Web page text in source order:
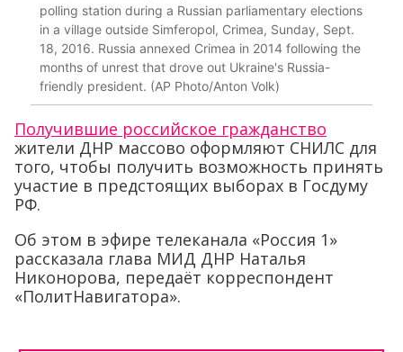
polling station during a Russian parliamentary elections
in a village outside Simferopol, Crimea, Sunday, Sept.
18, 2016. Russia annexed Crimea in 2014 following the
months of unrest that drove out Ukraine's Russia-
friendly president. (AP Photo/Anton Volk)
Получившие российское гражданство
жители ДНР массово оформляют СНИЛС для
того, чтобы получить возможность принять
участие в предстоящих выборах в Госдуму
РФ.
Об этом в эфире телеканала «Россия 1»
рассказала глава МИД ДНР Наталья
Никонорова, передаёт корреспондент
«ПолитНавигатора».